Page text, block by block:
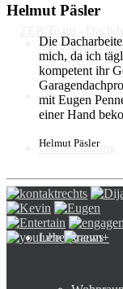
Dachcheck-Abo
Dachsanierung
Lebensraum+
Helmut Päsler
Die
mich, da ich
kompetent ihr
mit Eugen
einer Hand
Helmut Päsler